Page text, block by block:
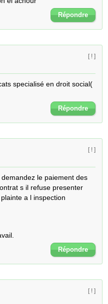
Répondre
[ ! ]
specialisé en droit social(
Répondre
[ ! ]
le paiement des
s il refuse presenter
a l inspection
Répondre
[ ! ]